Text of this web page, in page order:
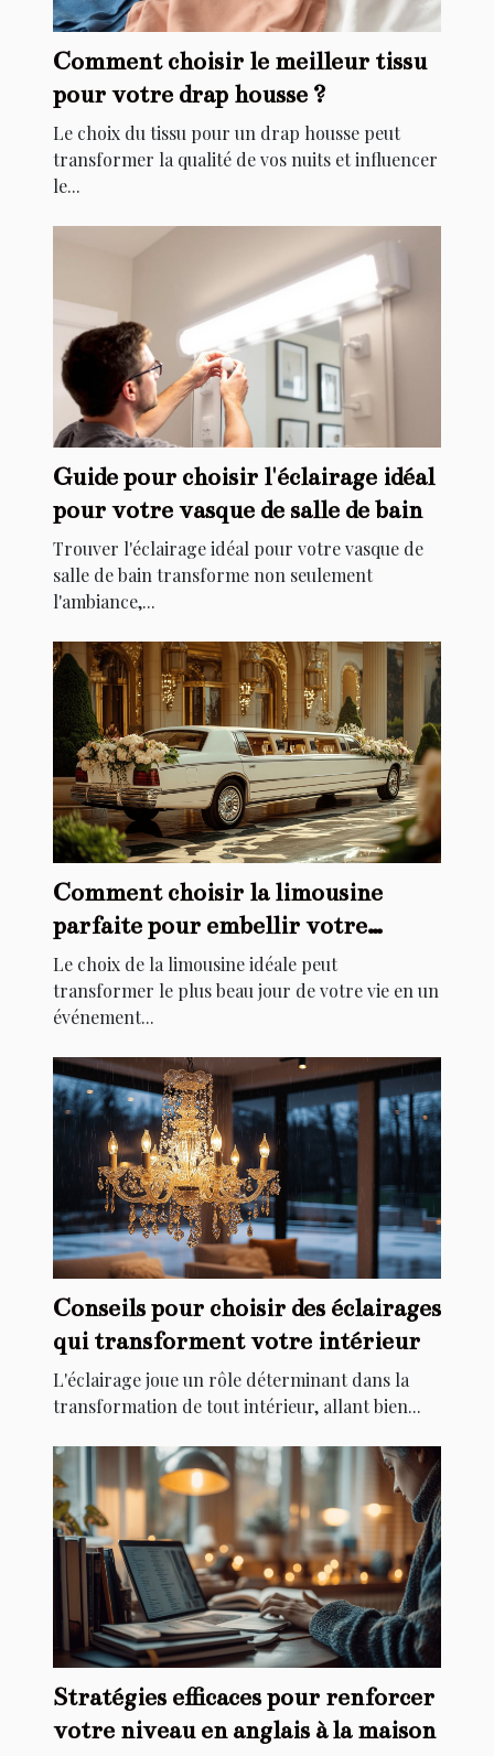
Comment choisir le meilleur tissu
pour votre drap housse ?
Le choix du tissu pour un drap housse peut
transformer la qualité de vos nuits et influencer
le...
Guide pour choisir l'éclairage idéal
pour votre vasque de salle de bain
Trouver l'éclairage idéal pour votre vasque de
salle de bain transforme non seulement
l'ambiance,...
Comment choisir la limousine
parfaite pour embellir votre
mariage
Le choix de la limousine idéale peut
transformer le plus beau jour de votre vie en un
événement...
Conseils pour choisir des éclairages
qui transforment votre intérieur
L'éclairage joue un rôle déterminant dans la
transformation de tout intérieur, allant bien...
Stratégies efficaces pour renforcer
votre niveau en anglais à la maison